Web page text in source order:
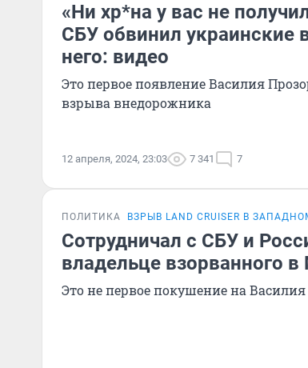
«Ни хр*на у вас не
СБУ обвинил украинские
него: видео
Это первое появление Василия
взрыва внедорожника
12 апреля, 2024, 23:03 7 341 7
ПОЛИТИКА ВЗРЫВ LAND CRUISER В
Сотрудничал с СБУ и
владельце взорванного
Это не первое покушение на